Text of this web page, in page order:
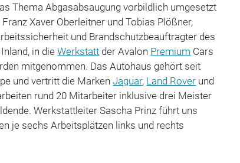
Thema Abgasabsaugung vorbildlich umgesetzt
Xaver Oberleitner und Tobias Plößner,
und Brandschutzbeauftragter des
in dieWerkstatt der Avalon Premium Cars
mitgenommen. Das Autohaus gehört seit
und vertritt die MarkenJaguar, Land Rover und
rund 20 Mitarbeiter inklusive drei Meister
Werkstattleiter Sascha Prinz führt uns
je sechs Arbeitsplätzen links und rechts